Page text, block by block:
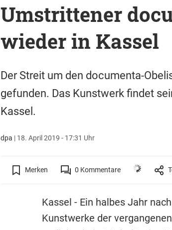
Umstrittener
wieder in Kassel
Der Streit um den documenta-
gefunden. Das Kunstwerk findet
Kassel.
dpa | 18. April 2019 - 17:31 Uhr
Merken 0 Kommentare
Kassel - Ein halbes Jahr
Kunstwerke der